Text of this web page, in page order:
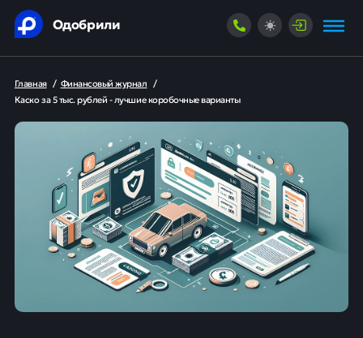
Одобрили
Главная / Финансовый журнал /
Каско за 5 тыс. рублей - лучшие коробочные варианты